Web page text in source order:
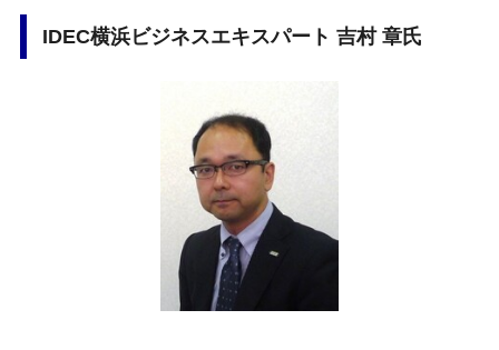
IDEC横浜ビジネスエキスパート 吉村 章氏